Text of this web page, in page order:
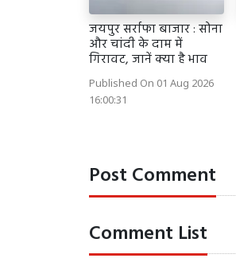
जयपुर सर्राफा बाजार : सोना
और चांदी के दाम में
गिरावट, जानें क्या है भाव
Published On 01 Aug 2026
16:00:31
Post Comment
Comment List